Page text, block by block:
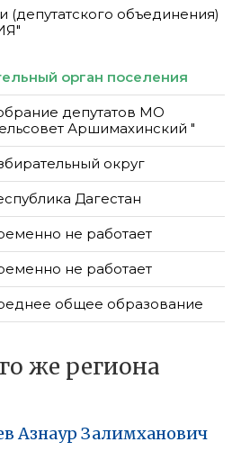
(депутатского объединения)
орган поселения
депутатов МО
Аршимахинский "
округ
Дагестан
не работает
не работает
общее образование
же региона
Азнаур Залимханович